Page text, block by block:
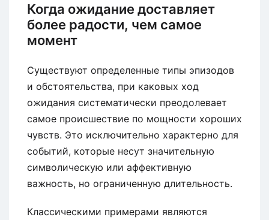
Когда ожидание доставляет
более радости, чем самое
момент
Существуют определенные типы эпизодов
и обстоятельства, при каковых ход
ожидания систематически преодолевает
самое происшествие по мощности хороших
чувств. Это исключительно характерно для
событий, которые несут значительную
символическую или аффективную
важность, но ограниченную длительность.
Классическими примерами являются